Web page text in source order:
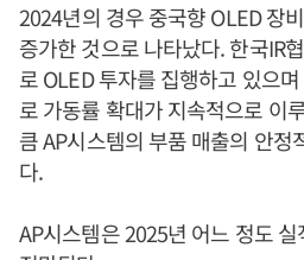
2024년의 경우 중국향 OLED 장
증가한 것으로 나타났다. 한국IR
로 OLED 투자를 집행하고 있으
로 가동률 확대가 지속적으로 이
큼 AP시스템의 부품 매출의 안정
다.
AP시스템은 2025년 어느 정도